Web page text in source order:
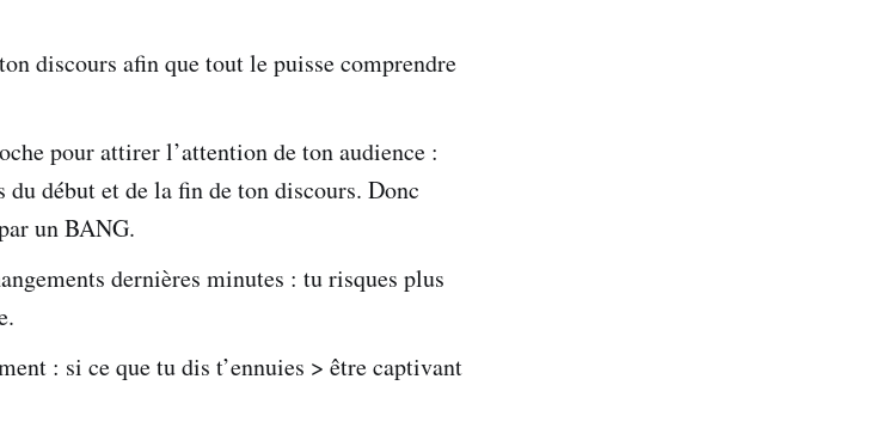
discours afin que tout le puisse comprendre
pour attirer l’attention de ton audience :
début et de la fin de ton discours. Donc
un BANG.
dernières minutes : tu risques plus
: si ce que tu dis t’ennuies > être captivant